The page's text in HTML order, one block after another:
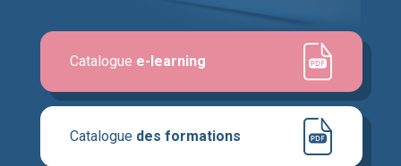
Catalogue des formations
Catalogue e-learning